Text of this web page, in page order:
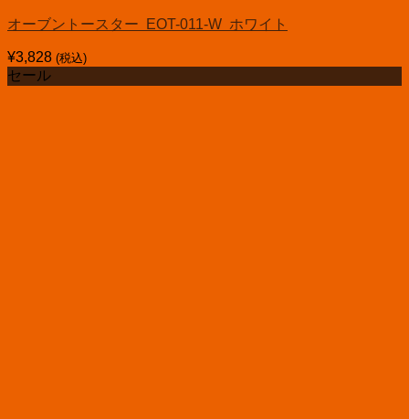
オーブントースター EOT-011-W ホワイト
¥3,828 (税込)
セール